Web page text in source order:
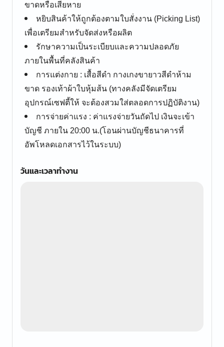
ขาดหรือเสียหาย
หยิบสินค้าให้ถูกต้องตามใบสั่งงาน (Picking List)
เพื่อเตรียมสำหรับจัดส่งหรือผลิต
รักษาความเป็นระเบียบและความปลอดภัย
ภายในพื้นที่คลังสินค้า
การแต่งกาย : เสื้อสีดำ กางเกงขายาวสีดำห้าม
ขาด รองเท้าผ้าใบหุ้มส้น (ทางคลังมีจัดเตรียม
อุปกรณ์เซฟตี้ให้ จะต้องสวมใส่ตลอดการปฏิบัติงาน)
การจ่ายค่าแรง : ค่าแรงจ่ายวันถัดไป เงินจะเข้า
บัญชี ภายใน 20:00 น.(โอนผ่านบัญชีธนาคารที่
อัพโหลดเอกสารไว้ในระบบ)
วันและเวลาทำงาน